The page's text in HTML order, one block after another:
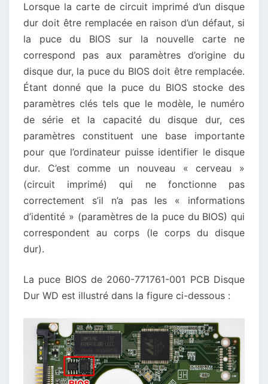
Lorsque la carte de circuit imprimé d’un disque
dur doit être remplacée en raison d’un défaut, si
la puce du BIOS sur la nouvelle carte ne
correspond pas aux paramètres d’origine du
disque dur, la puce du BIOS doit être remplacée.
Étant donné que la puce du BIOS stocke des
paramètres clés tels que le modèle, le numéro
de série et la capacité du disque dur, ces
paramètres constituent une base importante
pour que l’ordinateur puisse identifier le disque
dur. C’est comme un nouveau « cerveau »
(circuit imprimé) qui ne fonctionne pas
correctement s’il n’a pas les « informations
d’identité » (paramètres de la puce du BIOS) qui
correspondent au corps (le corps du disque
dur).
La puce BIOS de 2060-771761-001 PCB Disque
Dur WD est illustré dans la figure ci-dessous :